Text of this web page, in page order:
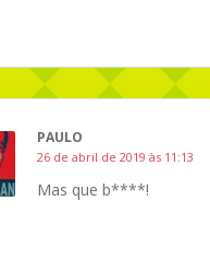
PAULO
26 de abril de 2019 às 11:13
Mas que b****!